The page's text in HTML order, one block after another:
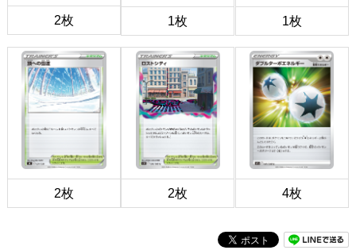
2枚 1枚 1枚
2枚 2枚 4枚